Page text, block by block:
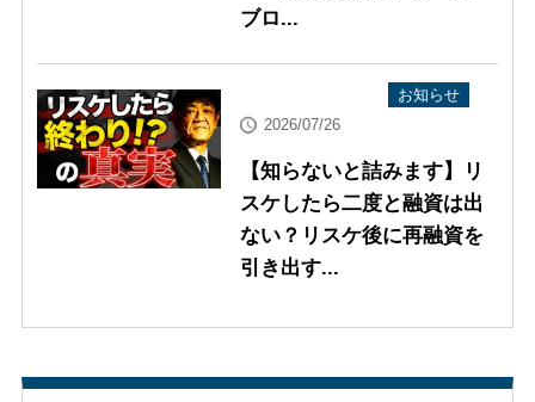
ブロ...
お知らせ
2026/07/26
【知らないと詰みます】リ
スケしたら二度と融資は出
ない？リスケ後に再融資を
引き出す...